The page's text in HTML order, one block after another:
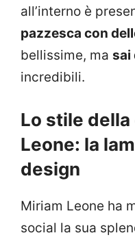
all’interno è
pazzesca con
bellissime, ma sai
incredibili.
Lo stile
Leone: la
design
Miriam Leone ha
social la sua